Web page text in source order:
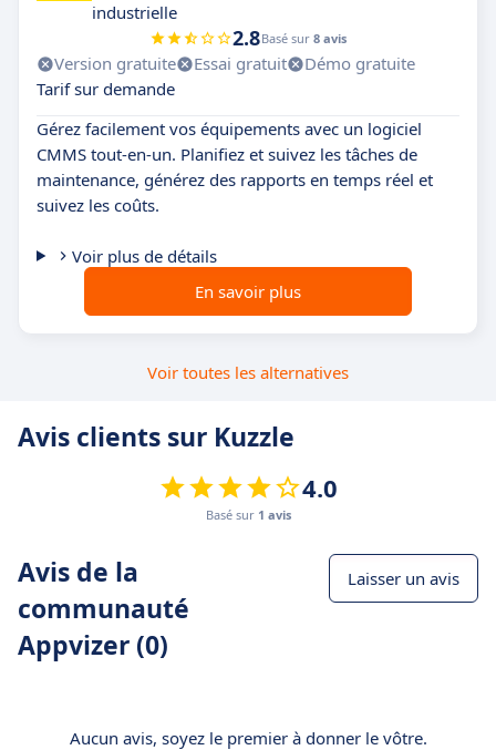
industrielle
2.8Basé sur 8 avis
Version gratuite Essai gratuit
Démo gratuite
Tarif sur demande
Gérez facilement vos équipements avec un logiciel
CMMS tout-en-un. Planifiez et suivez les tâches de
maintenance, générez des rapports en temps réel et
suivez les coûts.
Voir plus de détails
En savoir plus
Voir toutes les alternatives
Avis clients sur Kuzzle
4.0
Basé sur 1 avis
Avis de la
communauté
Appvizer (0)
Laisser un avis
Aucun avis, soyez le premier à donner le vôtre.